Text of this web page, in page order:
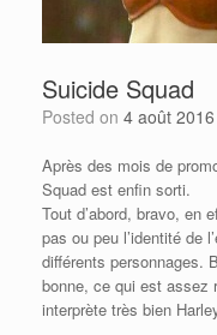
Suicide Squad
Posted on 4 août 2016
Après des mois de
Squad est enfin sorti.
Tout d’abord, bravo, en
pas ou peu l’identité de
différents personnages.
bonne, ce qui est assez
interprète très bien